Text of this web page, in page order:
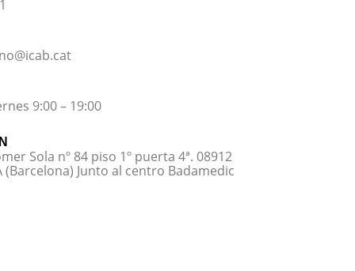
9:00 – 19:00
Sola nº 84 piso 1º puerta 4ª. 08912
(Barcelona) Junto al centro Badamedic